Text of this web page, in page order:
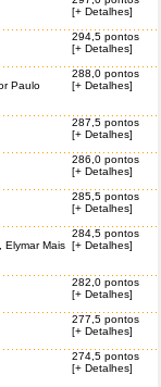
[+ Detalhes]
294,5 pontos
[+ Detalhes]
Paulo
288,0 pontos
[+ Detalhes]
287,5 pontos
[+ Detalhes]
286,0 pontos
[+ Detalhes]
285,5 pontos
[+ Detalhes]
Elymar Mais
284,5 pontos
[+ Detalhes]
282,0 pontos
[+ Detalhes]
277,5 pontos
[+ Detalhes]
274,5 pontos
[+ Detalhes]